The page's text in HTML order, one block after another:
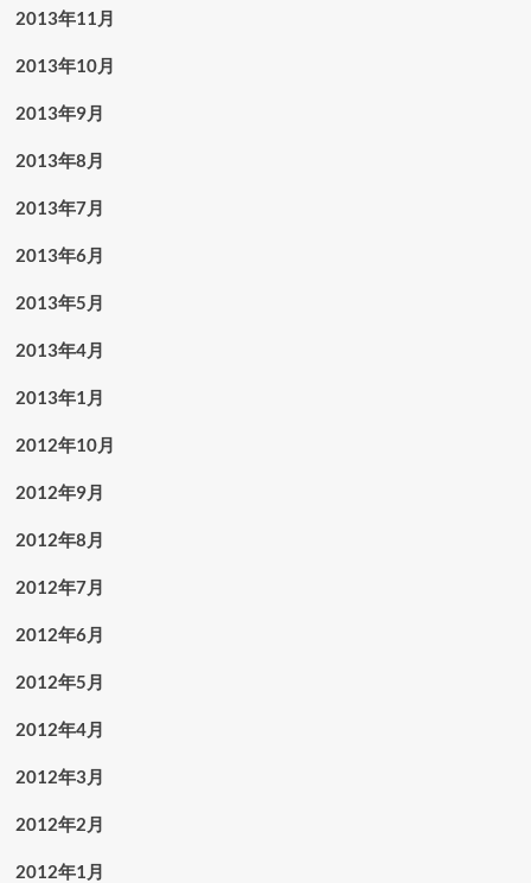
2013年11月
2013年10月
2013年9月
2013年8月
2013年7月
2013年6月
2013年5月
2013年4月
2013年1月
2012年10月
2012年9月
2012年8月
2012年7月
2012年6月
2012年5月
2012年4月
2012年3月
2012年2月
2012年1月